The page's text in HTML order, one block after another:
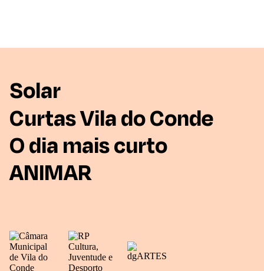
Solar
Curtas Vila do Conde
O dia mais curto
ANIMAR